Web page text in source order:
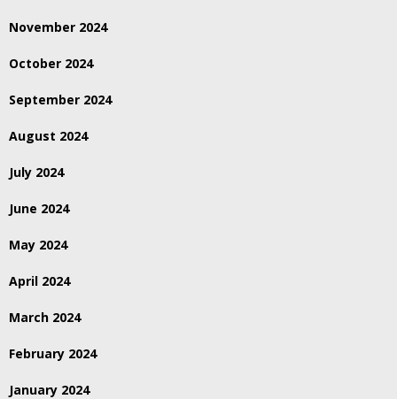
November 2024
October 2024
September 2024
August 2024
July 2024
June 2024
May 2024
April 2024
March 2024
February 2024
January 2024